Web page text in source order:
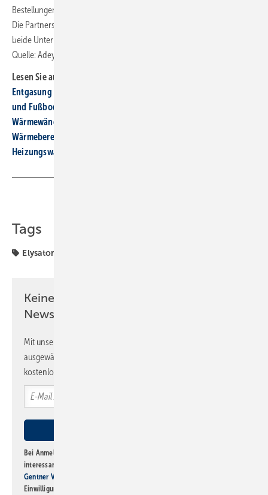
Bestellungen an die E-Mail-Adresse
Die Partnerschaft soll Heiz- und Kühlsysteme effizienter gestalten und
beide Unternehmen näher an ihre Kunden bringen. ■
Quelle: Adey / ml
Lesen Sie auch:
Entgasung und ­Heizungswasser­ aufbereitung bei Wärmepumpe
und Fußbodenheizung
Wä rmewände in der Praxis (Teil 5) – Erneuerung der
Wärmebereitstellung/-erzeugung
Heizungswasser­aufbe­reitung mit smarter Nachspeisung
Tags
Elysator
Keine Zeit? Kein Problem mit dem SBZ
Newsletter!
Mit unserem Newsletter erhalten Sie regelmäßig von uns
ausgewählte Informationen und Neuigkeiten, gebündelt und
kostenlos direkt ins Postfach.
Bei Anmeldung zu diesem Newsletter bin ich damit einverstanden, über
interessante Verlags- und Online-Angebote
Gentner Verlag GmbH & Co. KG
Einwilligung kann ich jederzeit widerrufen und eine Abmeldung ist